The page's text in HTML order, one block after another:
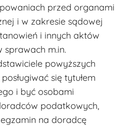
przed organami
i w zakresie sądowej
i innych aktów
sprawach m.in.
powyższych
się tytułem
i być osobami
podatkowych,
na doradcę